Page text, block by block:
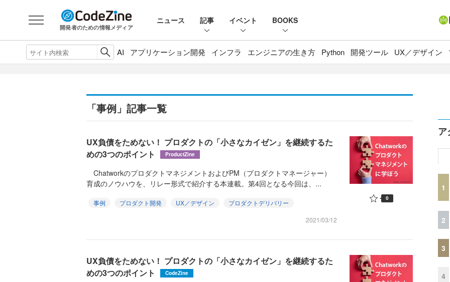
開発者のための情報メディア
ニュース 記事 イベント BOOKS
AI アプリケーション開発 インフラ エンジニアの生き方 Python 開発ツール UX／デザイン
「事例」記事一覧
UX負債をためない！ プロダクトの「小さなカイゼン」を継続するた
めの3つのポイント
ProductZine
ChatworkのプロダクトマネジメントおよびPM（プロダクトマネージャー）
育成のノウハウを、リレー形式で紹介する本連載。第4回となる今回は、...
事例 プロダクト開発 UX／デザイン
プロダクトデリバリー
2021/03/12
0
UX負債をためない！ プロダクトの「小さなカイゼン」を継続するた
めの3つのポイント
CodeZine
ア
1
2
3
4